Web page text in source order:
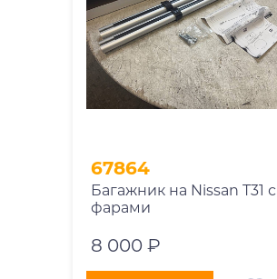
67864
Багажник на Nissan T31 с
фарами
8 000 ₽